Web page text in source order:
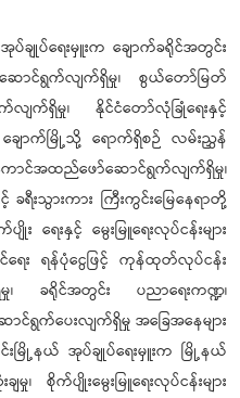
ျုပ်ရေးမှူးက ချောက်ခရိုင်အတွင်း
ဆောင်ရွက်လျက်ရှိမှု၊ စွယ်တော်မြတ်
က်ရှိမှု၊ နိုင်ငံတော်လုံခြုံရေးနှင့်
ချောက်မြို့သို့ ရောက်ရှိစဉ် လမ်းညွှန်
ောင်အထည်ဖော်ဆောင်ရွက်လျက်ရှိမှု၊
ခရီးသွားကား ကြီးကွင်းမြေနေရာတို့
း ရေးနှင့် မွေးမြူရေးလုပ်ငန်းများ
ရေး ရန်ပုံငွေဖြင့် ကုန်ထုတ်လုပ်ငန်း
၊ ခရိုင်အတွင်း ပညာရေးကဏ္ဍ၊
ောင်ရွက်ပေးလျက်ရှိမှု အခြေအနေများ
းမြို့နယ် အုပ်ချုပ်ရေးမှူးက မြို့နယ်
စိုက်ပျိုးမွေးမြူရေးလုပ်ငန်းများ